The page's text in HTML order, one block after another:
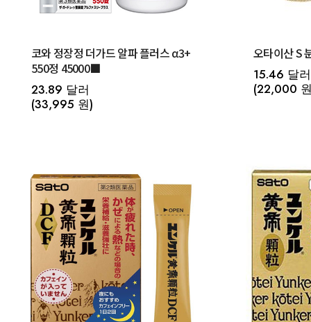
코와 정장정 더가드 알파 플러스 α3+
550정 45000■
23.89 달러
(33,995 원)
15.46 달러
(22,000